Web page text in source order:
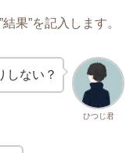
果”を記入します。
ひつじ君
しない？